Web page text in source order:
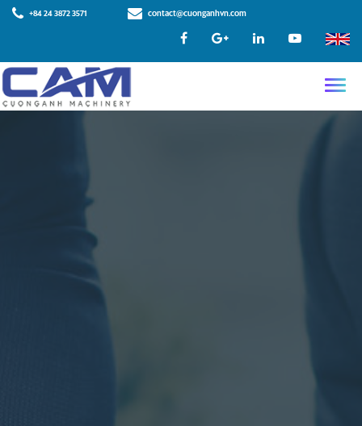
+84 24 3872 3571 contact@cuonganhvn.com